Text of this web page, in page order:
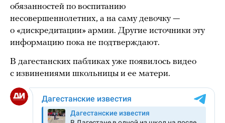
обязанностей по воспитанию
несовершеннолетних, а на саму девочку —
о «дискредитации» армии. Другие источники эту
информацию пока не подтверждают.
В дагестанских пабликах уже появилось видео
с извинениями школьницы и ее матери.